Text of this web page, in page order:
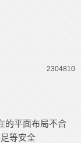
2304810
的平面布局不合
等安全